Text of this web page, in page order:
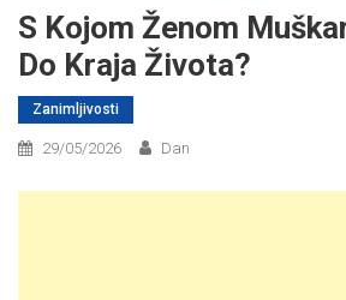
S Kojom Ženom
Do Kraja Života?
Zanimljivosti
29/05/2026 Dan